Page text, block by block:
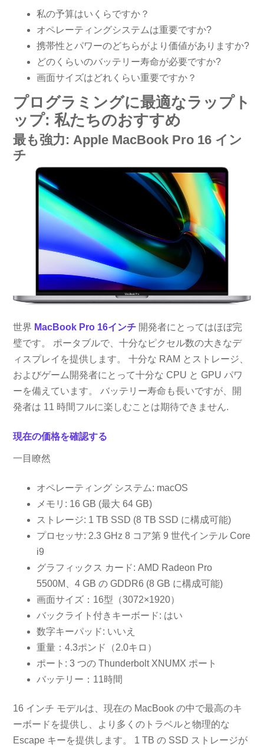
私の予算はいくらですか？
オペレーティングシステムは重要ですか?
携帯性とパワーのどちらがより価値がありますか?
どのくらいのバッテリー寿命が必要ですか?
画面サイズはどれくらい重要ですか？
プログラミングに最適なラップト
ップ: 私たちのおすすめ
最も強力: Apple MacBook Pro 16 イン
チ
世界 MacBook Pro 16インチ 開発者にとってはほぼ完
璧です。 ポータブルで、十分なピクセル数の大きなデ
ィスプレイを提供します。 十分な RAM とストレージ、
およびゲーム開発者にとって十分な CPU と GPU パワ
ーを備えています。 バッテリー寿命も長いですが、開
発者は 11 時間フルに楽しむことは期待できません.
現在の価格を確認する
一目瞭然
オペレーティング システム: macOS
メモリ: 16 GB (最大 64 GB)
ストレージ: 1 TB SSD (8 TB SSD に構成可能)
プロセッサ: 2.3 GHz 8 コア第 9 世代インテル Core
i9
グラフィックス カード: AMD Radeon Pro
5500M、4 GB の GDDR6 (8 GB に構成可能)
画面サイズ：16型（3072×1920）
バックライト付きキーボード: はい
数字キーパッド: いいえ
重量：4.3ポンド（2.0キロ）
ポート: 3 つの Thunderbolt XNUMX ポート
バッテリー：11時間
16 インチ モデルは、現在の MacBook の中で最高のキ
ーボードを提供し、より多くのトラベルと物理的な
Escape キーを提供します。 1 TB の SSD ストレージが